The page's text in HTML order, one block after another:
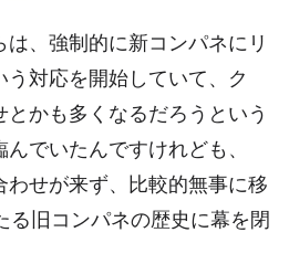
、強制的に新コンパネにリ
う対応を開始していて、ク
とかも多くなるだろうという
でいたんですけれども、
わせが来ず、比較的無事に移
る旧コンパネの歴史に幕を閉